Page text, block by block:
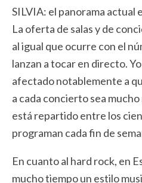
SILVIA: el panorama actual
La oferta de salas y de
al igual que ocurre con el
lanzan a tocar en directo.
afectado notablemente a
a cada concierto sea
está repartido entre los
programan cada fin de
En cuanto al hard rock, en
mucho tiempo un estilo